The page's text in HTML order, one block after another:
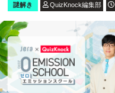
謎解き QuizKnock編集部